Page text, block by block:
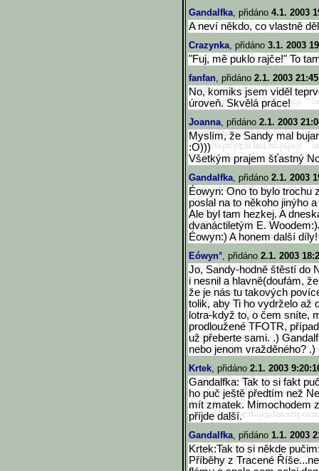
Gandalfka, přidáno 4.1. 2003
A neví někdo, co vlastně
Crazynka, přidáno 3.1. 2003
"Fuj, mě puklo rajče!" To
fanfan, přidáno 2.1. 2003
No, komiks jsem viděl
úroveň. Skvělá práce!
Joanna, přidáno 2.1. 2003
Myslím, že Sandy mal
:O)))
Všetkým prajem šťastný
Gandalfka, přidáno 2.1. 2003
Éowyn: Ono to bylo trochu
poslal na to někoho jinýho
Ale byl tam hezkej. A
dvanáctiletým E.
Éowyn:) A honem další díly!
Eówyn°, přidáno 2.1. 2003
Jo, Sandy-hodně štěstí do
i nesnil a hlavně(doufám,
že je nás tu takových
tolik, aby Ti ho vydrželo až
lotra-když to, o čem sníte,
prodloužené TFOTR,
už přeberte sami. .)
nebo jenom vražděného? .)
Krtek, přidáno 2.1. 2003
Gandalfka: Tak to si fakt
ho puč ještě předtím než
mít zmatek. Mimochodem
příjde další.
Gandalfka, přidáno 1.1. 2003
Krtek:Tak to si někde
Příběhy z Tracené